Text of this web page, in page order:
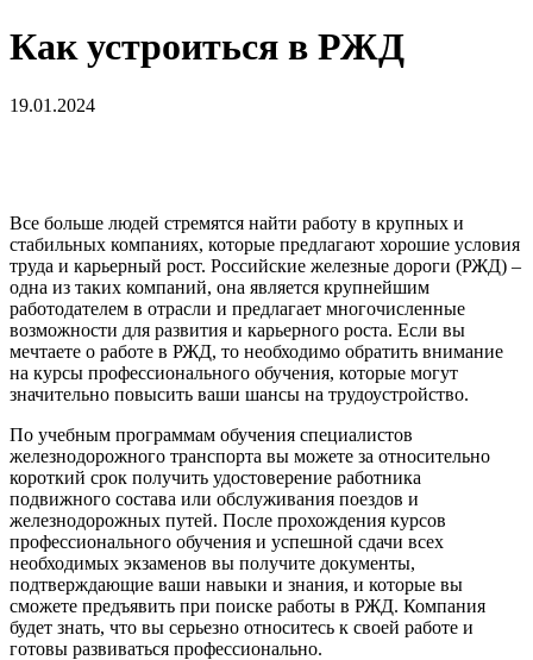
Как устроиться в РЖД
19.01.2024
Все больше людей стремятся найти работу в крупных и
стабильных компаниях, которые предлагают хорошие условия
труда и карьерный рост. Российские железные дороги (РЖД) –
одна из таких компаний, она является крупнейшим
работодателем в отрасли и предлагает многочисленные
возможности для развития и карьерного роста. Если вы
мечтаете о работе в РЖД, то необходимо обратить внимание
на курсы профессионального обучения, которые могут
значительно повысить ваши шансы на трудоустройство.
По учебным программам обучения специалистов
железнодорожного транспорта вы можете за относительно
короткий срок получить удостоверение работника
подвижного состава или обслуживания поездов и
железнодорожных путей. После прохождения курсов
профессионального обучения и успешной сдачи всех
необходимых экзаменов вы получите документы,
подтверждающие ваши навыки и знания, и которые вы
сможете предъявить при поиске работы в РЖД. Компания
будет знать, что вы серьезно относитесь к своей работе и
готовы развиваться профессионально.